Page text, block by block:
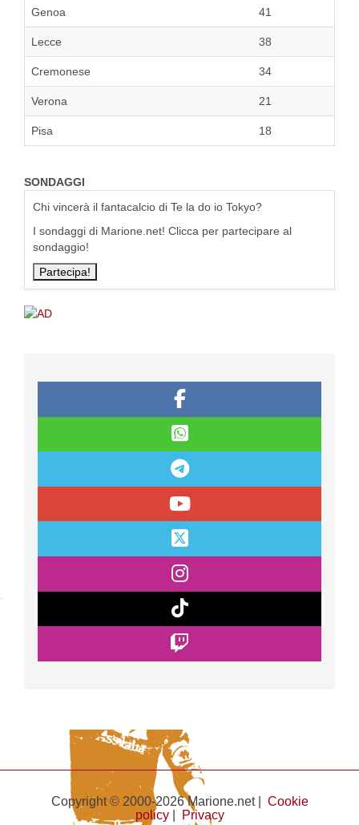
Genoa 41
Lecce 38
Cremonese 34
Verona 21
Pisa 18
SONDAGGI
Chi vincerà il fantacalcio di Te la do io Tokyo?
I sondaggi di Marione.net! Clicca per partecipare al
sondaggio!
Copyright © 2000-2026 Marione.net | Cookie
policy| Privacy